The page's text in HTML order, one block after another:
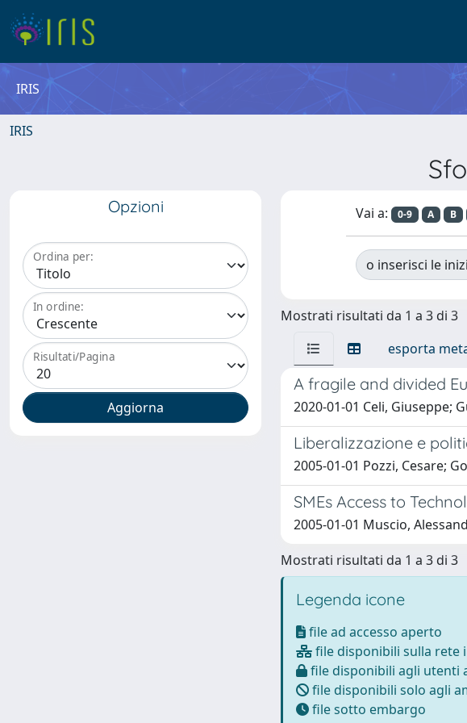
IRIS
IRIS
Opzioni
Ordina per:
In ordine:
Risultati/Pagina
Vai a: 0-9 A B
o inserisci le
Mostrati risultati da 1 a 3 di 3
esporta
A fragile and divided
2020-01-01 Celi, Giuseppe;
Liberalizzazione e
2005-01-01 Pozzi, Cesare;
SMEs Access to
2005-01-01 Muscio,
Mostrati risultati da 1 a 3 di 3
Legenda icone
file ad accesso aperto
file disponibili sulla rete
file disponibili agli utenti
file disponibili solo agli
file sotto embargo